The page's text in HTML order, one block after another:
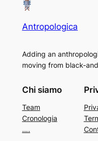
Antropologica
Adding an
moving from black-
Chi siamo
Team
Cronologia
….